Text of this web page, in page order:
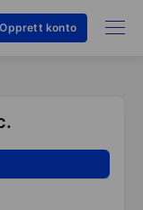
Opprett konto